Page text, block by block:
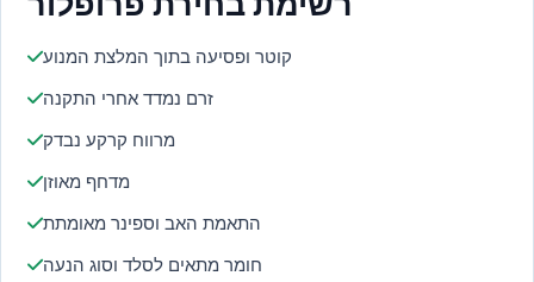
קוטר ופסיעה בתוך המלצת המנוע
זרם נמדד אחרי התקנה
מרווח קרקע נבדק
מדחף מאוזן
התאמת האב וספינר מאומתת
חומר מתאים לסלד וסוג הנעה